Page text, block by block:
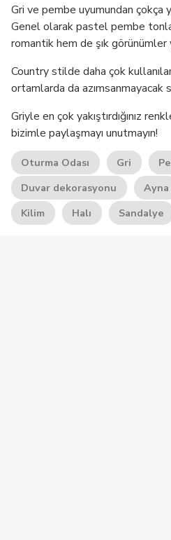
Gri ve pembe uyumundan çokça
Genel olarak pastel pembe
romantik hem de şık görünümler
Country stilde daha çok
ortamlarda da azımsanmayacak
Griyle en çok yakıştırdığınız
bizimle paylaşmayı unutmayın!
Oturma Odası Gri
Duvar dekorasyonu
Ayna
Kilim
Halı Sandalye